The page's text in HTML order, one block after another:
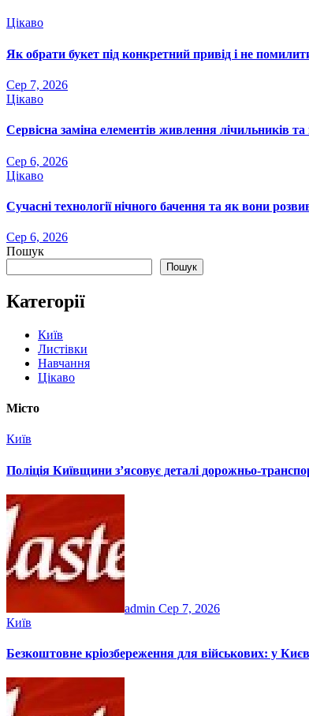
Цікаво
Як обрати букет під конкретний привід і не
Сер 7, 2026
Цікаво
Сервісна заміна елементів живлення лічильників
Сер 6, 2026
Цікаво
Сучасні технології нічного бачення та як вони
Сер 6, 2026
Пошук
Пошук
Категорії
Київ
Листівки
Навчання
Цікаво
Місто
Київ
Поліція Київщини з’ясовує деталі дорожньо-
admin Сер 7, 2026
Київ
Безкоштовне кріозбереження для військових: у